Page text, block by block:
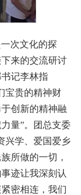
次文化的探
来的交流研讨
记李林指
宝贵的精神财
创新的精神融
量”。团总支委
兴学、爱国爱乡
所做的一切，
迹让我深刻认
密相连，我们